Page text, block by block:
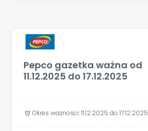
Pepco gazetka ważna od
11.12.2025 do 17.12.2025
alarm Okres ważności:11.12.2025 do 17.12.2025